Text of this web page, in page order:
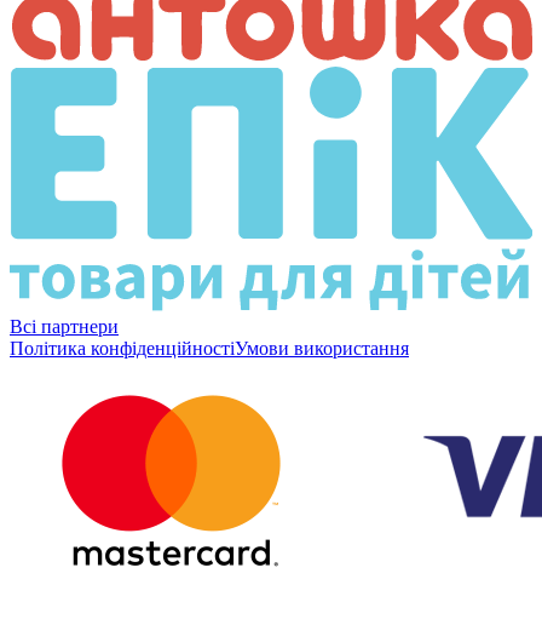
Всі партнери
Політика конфіденційностіУмови використання